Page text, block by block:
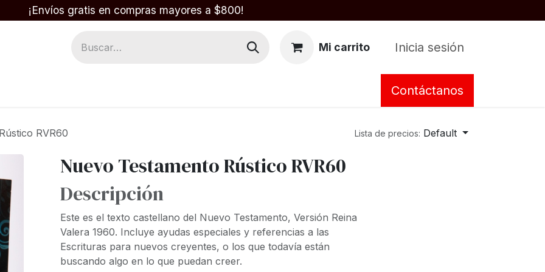
¡Envíos gratis en compras mayores a $800!
Mi carrito Inicia sesión
Contáctanos
RVR60 Lista de precios: Default
Nuevo Testamento Rústico RVR60
Descripción
Este es el texto castellano del Nuevo Testamento, Versión Reina
Valera 1960. Incluye ayudas especiales y referencias a las
Escrituras para nuevos creyentes, o los que todavía están
buscando algo en lo que puedan creer.